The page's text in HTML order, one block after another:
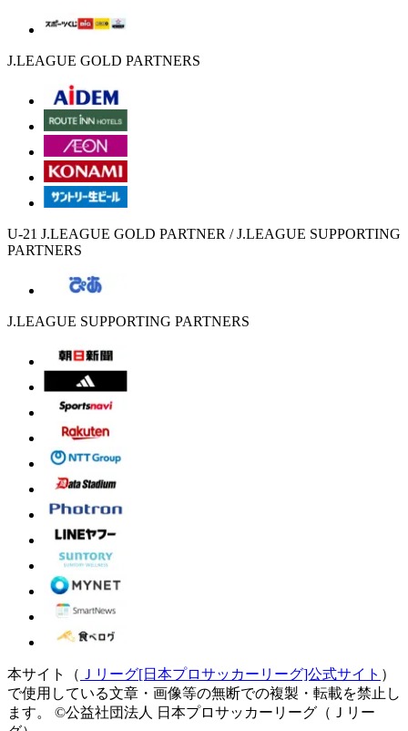
J.LEAGUE GOLD PARTNERS
U-21 J.LEAGUE GOLD PARTNER / J.LEAGUE SUPPORTING
PARTNERS
J.LEAGUE SUPPORTING PARTNERS
本サイト（ Ｊリーグ[日本プロサッカーリーグ]公式サイト ）
で使用している文章・画像等の無断での複製・転載を禁止し
ます。
©公益社団法人 日本プロサッカーリーグ（Ｊリー